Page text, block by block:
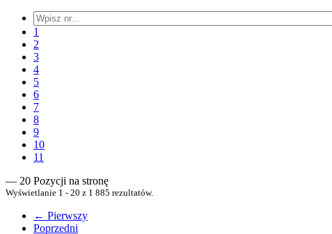
1
2
3
4
5
6
7
8
9
10
11
— 20 Pozycji na stronę
Wyświetlanie 1 - 20 z 1 885 rezultatów.
← Pierwszy
Poprzedni